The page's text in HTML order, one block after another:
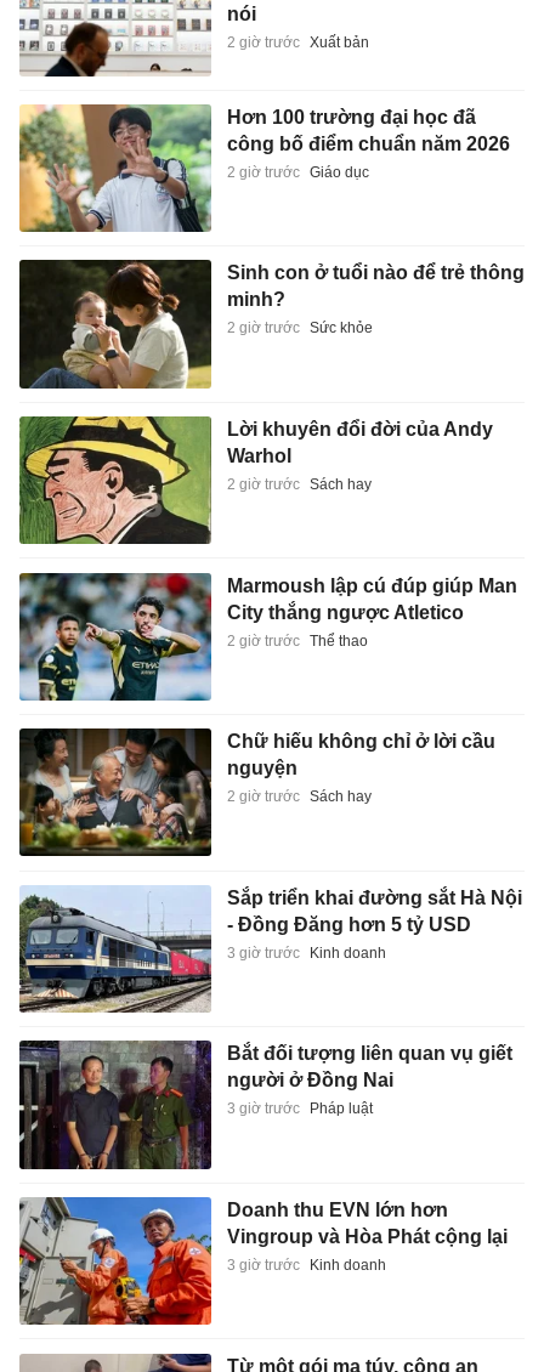
nói
2 giờ trước Xuất bản
Hơn 100 trường đại học đã
công bố điểm chuẩn năm 2026
2 giờ trước Giáo dục
Sinh con ở tuổi nào để trẻ thông
minh?
2 giờ trước Sức khỏe
Lời khuyên đổi đời của Andy
Warhol
2 giờ trước Sách hay
Marmoush lập cú đúp giúp Man
City thắng ngược Atletico
2 giờ trước Thể thao
Chữ hiếu không chỉ ở lời cầu
nguyện
2 giờ trước Sách hay
Sắp triển khai đường sắt Hà Nội
- Đồng Đăng hơn 5 tỷ USD
3 giờ trước Kinh doanh
Bắt đối tượng liên quan vụ giết
người ở Đồng Nai
3 giờ trước Pháp luật
Doanh thu EVN lớn hơn
Vingroup và Hòa Phát cộng lại
3 giờ trước Kinh doanh
Từ một gói ma túy, công an